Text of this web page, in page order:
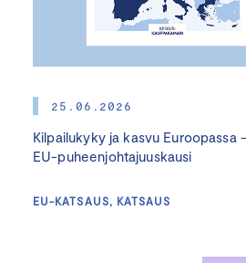
25.06.2026
Kilpailukyky ja kasvu Euroopassa
EU-puheenjohtajuuskausi
EU-KATSAUS, KATSAUS